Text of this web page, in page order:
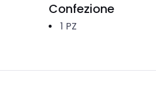
Confezione
1 PZ